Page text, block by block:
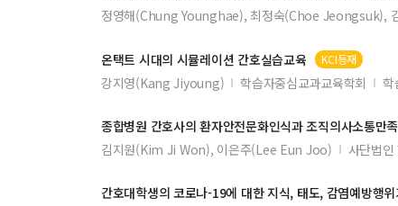
정영해(Chung Younghae), 최정숙(Choe
온택트 시대의 시뮬레이션 간호실습교육 KCI등재
강지영(Kang Jiyoung) 학습자중심교과교육학회 학
종합병원 간호사의 환자안전문화인식과 조직의사소통만
김지원(Kim Ji Won), 이은주(Lee Eun Joo) 사단법
간호대학생의 코로나-19에 대한 지식, 태도, 감염예방행